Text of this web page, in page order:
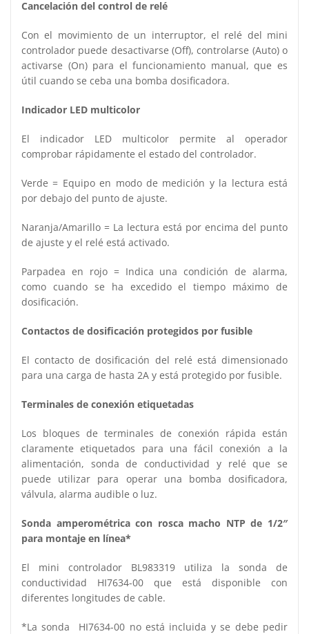
Cancelación del control de relé
Con el movimiento de un interruptor, el relé del mini
controlador puede desactivarse (Off), controlarse (Auto) o
activarse (On) para el funcionamiento manual, que es
útil cuando se ceba una bomba dosificadora.
Indicador LED multicolor
El indicador LED multicolor permite al operador
comprobar rápidamente el estado del controlador.
Verde = Equipo en modo de medición y la lectura está
por debajo del punto de ajuste.
Naranja/Amarillo = La lectura está por encima del punto
de ajuste y el relé está activado.
Parpadea en rojo = Indica una condición de alarma,
como cuando se ha excedido el tiempo máximo de
dosificación.
Contactos de dosificación protegidos por fusible
El contacto de dosificación del relé está dimensionado
para una carga de hasta 2A y está protegido por fusible.
Terminales de conexión etiquetadas
Los bloques de terminales de conexión rápida están
claramente etiquetados para una fácil conexión a la
alimentación, sonda de conductividad y relé que se
puede utilizar para operar una bomba dosificadora,
válvula, alarma audible o luz.
Sonda amperométrica con rosca macho NTP de 1/2″
para montaje en línea*
El mini controlador BL983319 utiliza la sonda de
conductividad HI7634-00 que está disponible con
diferentes longitudes de cable.
*La sonda HI7634-00 no está incluida y se debe pedir